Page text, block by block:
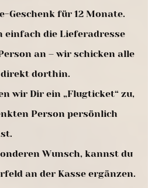
Geschenk für 12 Monate.
einfach die Lieferadresse
an – wir schicken alle
dorthin.
wir Dir ein „Flugticket“ zu,
Person persönlich
Wunsch, kannst du
an der Kasse ergänzen.